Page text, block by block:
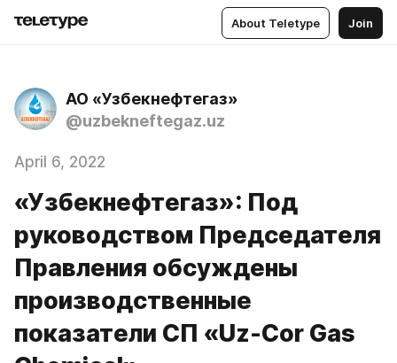
About Teletype Join
АО «Узбекнефтегаз»
@uzbekneftegaz.uz
April 6, 2022
«Узбекнефтегаз»: Под
руководством Председателя
Правления обсуждены
производственные
показатели СП «Uz-Cor Gas